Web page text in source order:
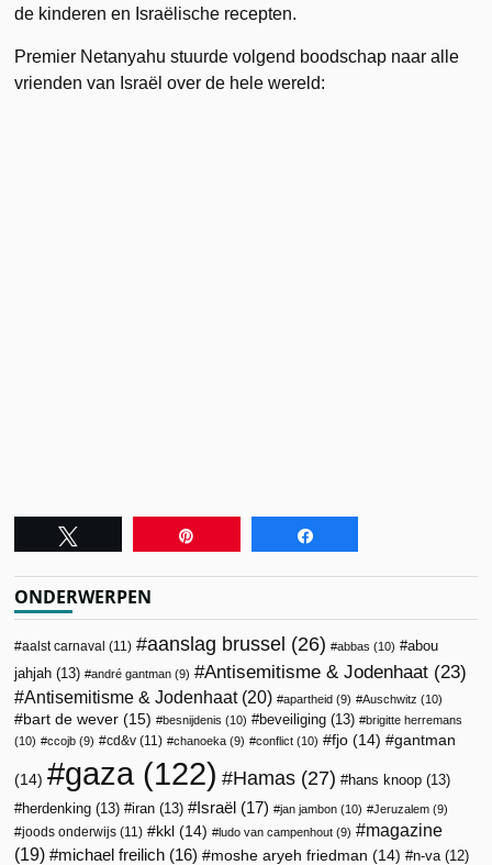
de kinderen en Israëlische recepten.
Premier Netanyahu stuurde volgend boodschap naar alle
vrienden van Israël over de hele wereld:
ONDERWERPEN
aalst carnaval (11) aanslag brussel (26) abbas (10)
abou
jahjah (13) andré gantman (9) Antisemitisme & Jodenhaat (23)
Antisemitisme & Jodenhaat(20) apartheid (9) Auschwitz (10)
bart de wever (15) besnijdenis (10) beveiliging (13)
brigitte herremans
(10)
ccojb (9) cd&v (11) chanoeka (9) conflict (10) fjo (14) gantman
(14) gaza (122) Hamas (27) hans knoop (13)
herdenking (13) iran (13) Israël (17) jan jambon (10) Jeruzalem (9)
joods onderwijs (11) kkl (14) ludo van campenhout (9)
magazine
(19)
michael freilich (16) moshe aryeh friedman (14) n-va (12)